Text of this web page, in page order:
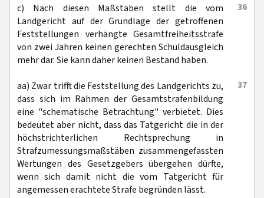
36
c) Nach diesen Maßstäben stellt die vom
Landgericht auf der Grundlage der getroffenen
Feststellungen verhängte Gesamtfreiheitsstrafe
von zwei Jahren keinen gerechten Schuldausgleich
mehr dar. Sie kann daher keinen Bestand haben.
37
aa) Zwar trifft die Feststellung des Landgerichts zu,
dass sich im Rahmen der Gesamtstrafenbildung
eine "schematische Betrachtung" verbietet. Dies
bedeutet aber nicht, dass das Tatgericht die in der
höchstrichterlichen Rechtsprechung in
Strafzumessungsmaßstäben zusammengefassten
Wertungen des Gesetzgebers übergehen dürfte,
wenn sich damit nicht die vom Tatgericht für
angemessen erachtete Strafe begründen lässt.